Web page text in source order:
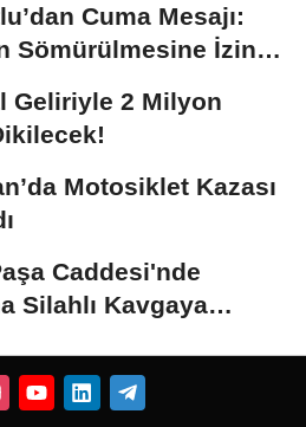
Cuma Mesajı:
Sömürülmesine İzin
Geliriyle 2 Milyon
Motosiklet Kazası
Caddesi'nde
Silahlı Kavgaya